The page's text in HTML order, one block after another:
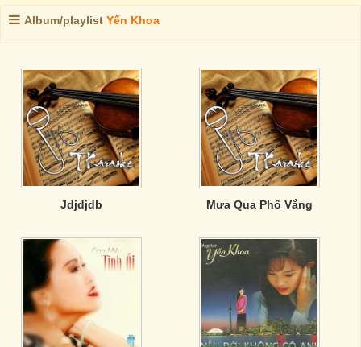
Album/playlist Yến Khoa
Jdjdjdb Mưa Qua Phố Vắng